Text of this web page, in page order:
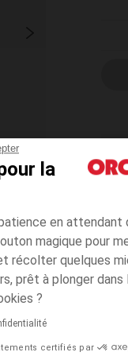
la
en attendant
magique pour
récolter quelques
prêt à plonger dans
?
certifiés par